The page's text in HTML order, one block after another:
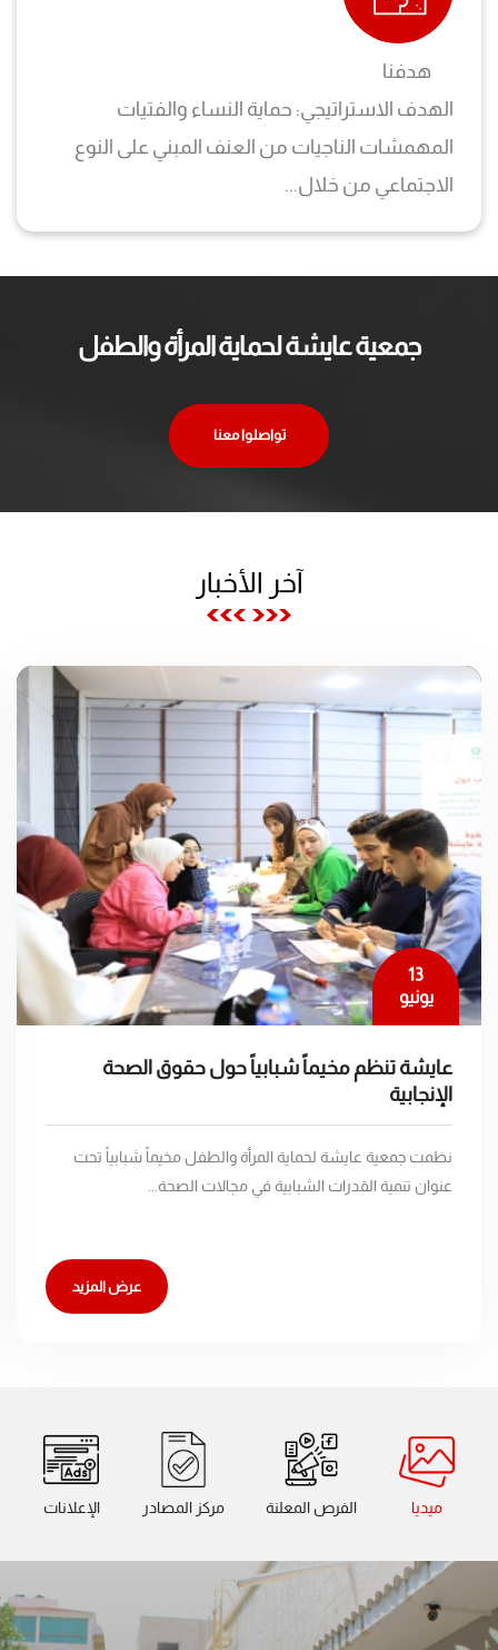
هدفنا
الهدف الاستراتيجي: حماية النساء والفتيات
المهمشات الناجيات من العنف المبني على النوع
الاجتماعي من خلال...
جمعية عايشة لحماية المرأة والطفل‎
تواصلوا معنا
آخر الأخبار
13
يونيو
عايشة تنظم مخيماً شبابياً حول حقوق الصحة
الإنجابية
نظمت جمعية عايشة لحماية المرأة والطفل مخيماً شبابياً تحت
عنوان تنمية القدرات الشبابية في مجالات الصحة...
عرض المزيد
ميديا الفرص المعلنة مركز المصادر الإعلانات